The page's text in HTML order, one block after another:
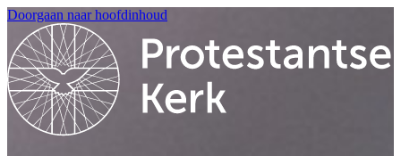
Doorgaan naar hoofdinhoud